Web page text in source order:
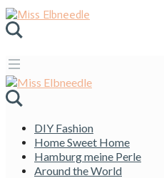
DIY Fashion
Home Sweet Home
Hamburg meine Perle
Around the World